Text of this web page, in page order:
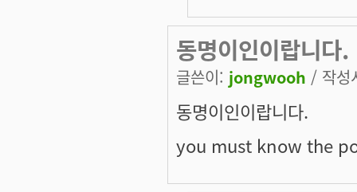
동명이인이랍니다.
글쓴이: jongwooh / 작성
동명이인이랍니다.
you must know the